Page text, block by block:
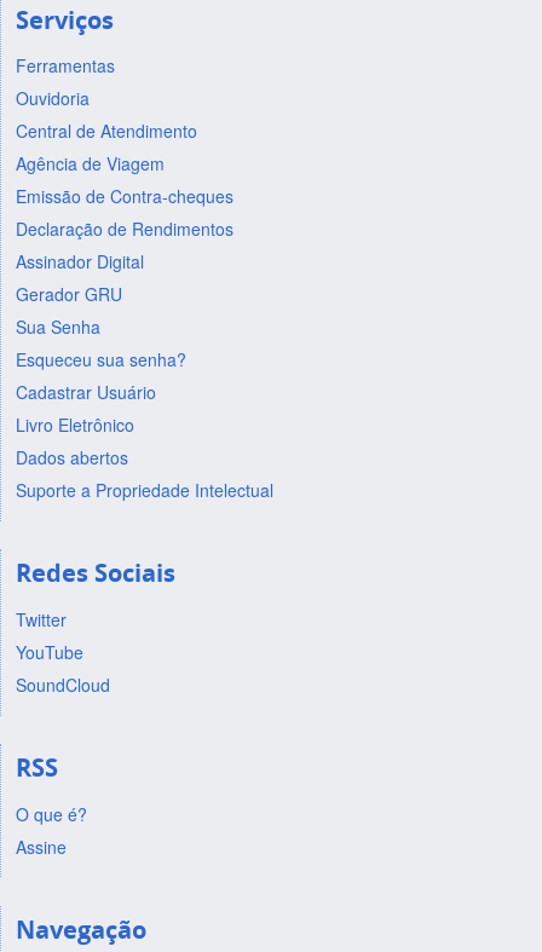
Serviços
Ferramentas
Ouvidoria
Central de Atendimento
Agência de Viagem
Emissão de Contra-cheques
Declaração de Rendimentos
Assinador Digital
Gerador GRU
Sua Senha
Esqueceu sua senha?
Cadastrar Usuário
Livro Eletrônico
Dados abertos
Suporte a Propriedade Intelectual
Redes Sociais
Twitter
YouTube
SoundCloud
RSS
O que é?
Assine
Navegação